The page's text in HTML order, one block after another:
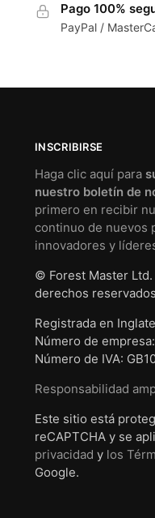
Pago 100%
PayPal /
INSCRIBIRSE
Haga clic aquí para
nuestro boletín de
primero en recibir
continuo de nuevos
innovadores y
© Forest Master Ltd.
derechos reservados
Registrada en
Número de
Número de IVA:
Responsabilidad
Este sitio está
reCAPTCHA y se
privacidad y los
Google.